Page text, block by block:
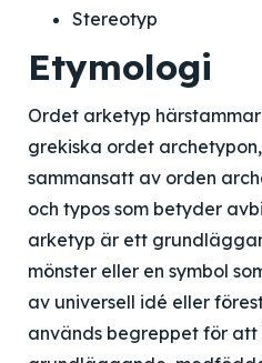
Stereotyp
Etymologi
Ordet arketyp
grekiska ordet
sammansatt av orden
och typos som betyder
arketyp är ett
mönster eller en symbol
av universell idé eller
används begreppet för att